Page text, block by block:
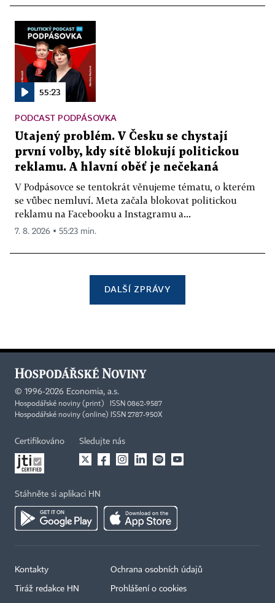
55:23
PODCAST PODPÁSOVKA
Utajený problém. V Česku se chystají
první volby, kdy sítě blokují politickou
reklamu. A hlavní oběť je nečekaná
V Podpásovce se tentokrát věnujeme tématu, o kterém
se vůbec nemluví. Meta začala blokovat politickou
reklamu na Facebooku a Instagramu a...
7. 8. 2026 ▪ 55:23 min.
DALŠÍ ZPRÁVY
© 1996-2026 Economia, a.s.
Hospodářské noviny (print) ISSN 0862-9587
Hospodářské noviny (online) ISSN 2787-950X
Certifikováno Sledujte nás
Stáhněte si aplikaci HN
Kontakty
Tiráž redakce HN
Ochrana osobních údajů
Prohlášení o cookies